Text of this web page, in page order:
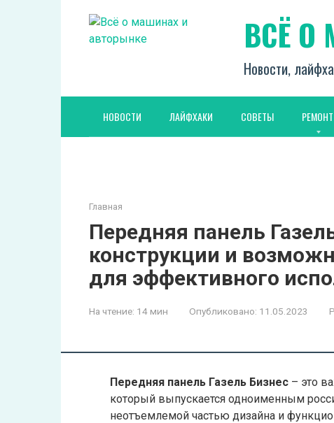
ВСЁ О
Новости,
НОВОСТИ ЛАЙФХАКИ СОВЕТЫ РЕМОНТ
Главная
Передняя панель
конструкции и
для эффективного
На чтение: 14 мин Опубликовано: 11.05.2023
Передняя панель Газель Бизнес – это
который выпускается одноименным
неотъемлемой частью дизайна и